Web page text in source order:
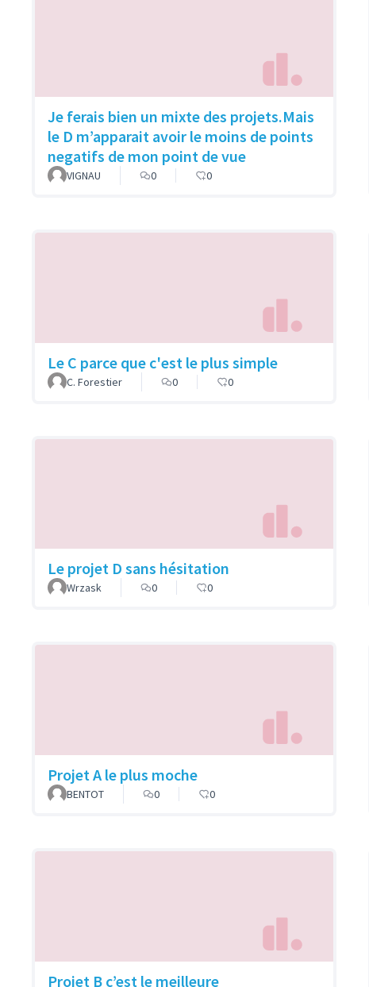
Je ferais bien un mixte des projets.Mais
le D m’apparait avoir le moins de points
negatifs de mon point de vue
VIGNAU 0 0
Le C parce que c'est le plus simple
C. Forestier 0 0
Le projet D sans hésitation
Wrzask 0 0
Projet A le plus moche
BENTOT 0 0
Projet B c’est le meilleure